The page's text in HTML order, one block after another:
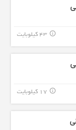
43 کیلوبایت info_outline
17 کیلوبایت info_outline